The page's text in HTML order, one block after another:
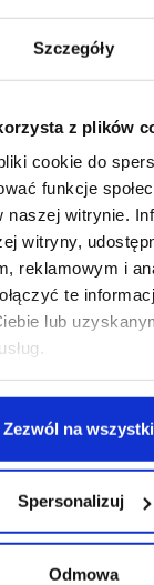
Szczegóły
z plików
cookie do
funkcje
naszej witrynie.
witryny,
reklamowym i
te
lub
Zezwól na
Spersonalizuj
Odmowa
jest
R E K L A M A